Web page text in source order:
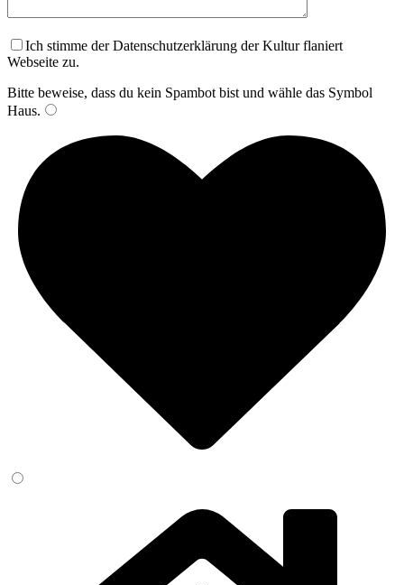
Ich stimme der Datenschutzerklärung der Kultur flaniert
Webseite zu.
Bitte beweise, dass du kein Spambot bist und wähle das Symbol
Haus.